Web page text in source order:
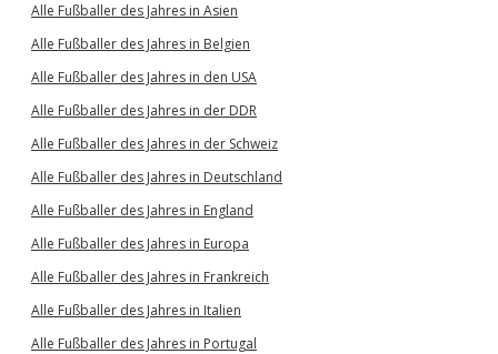
Alle Fußballer des Jahres in Asien
Alle Fußballer des Jahres in Belgien
Alle Fußballer des Jahres in den USA
Alle Fußballer des Jahres in der DDR
Alle Fußballer des Jahres in der Schweiz
Alle Fußballer des Jahres in Deutschland
Alle Fußballer des Jahres in England
Alle Fußballer des Jahres in Europa
Alle Fußballer des Jahres in Frankreich
Alle Fußballer des Jahres in Italien
Alle Fußballer des Jahres in Portugal